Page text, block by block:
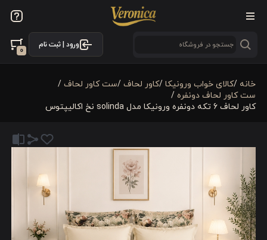
ورود | ثبت نام
0
خانه /کالای خواب ورونیکا /کاور لحاف /ست کاور لحاف /
ست کاور لحاف دونفره /
کاور لحاف 6 تکه دونفره ورونیکا مدل solinda نخ اکالیپتوس